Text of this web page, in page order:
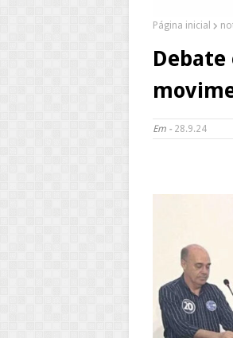
Página inicial
Em - 28.9.24